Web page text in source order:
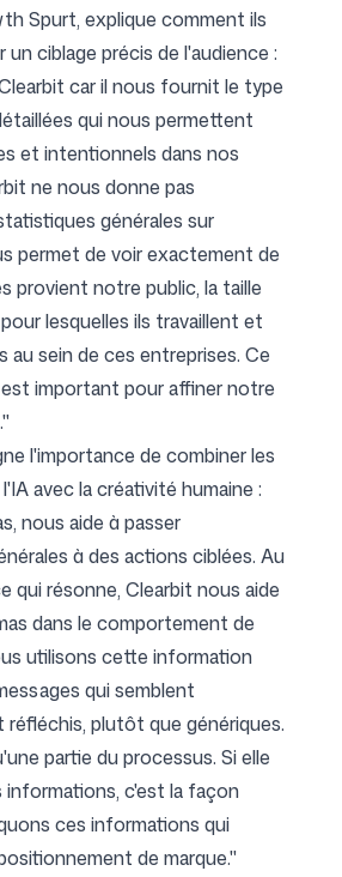
Spurt, explique comment ils
ciblage précis de l'audience :
car il nous fournit le type
qui nous permettent
et intentionnels dans nos
ne nous donne pas
générales sur
permet de voir exactement de
provient notre public, la taille
lesquelles ils travaillent et
au sein de ces entreprises. Ce
important pour affiner notre
l'importance de combiner les
avec la créativité humaine :
nous aide à passer
à des actions ciblées. Au
qui résonne, Clearbit nous aide
dans le comportement de
utilisons cette information
qui semblent
réfléchis, plutôt que génériques.
partie du processus. Si elle
informations, c'est la façon
ces informations qui
de marque."